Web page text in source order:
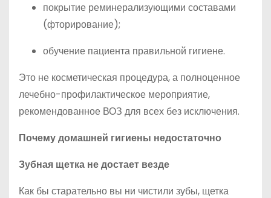
покрытие реминерализующими составами
(фторирование);
обучение пациента правильной гигиене.
Это не косметическая процедура, а полноценное
лечебно-профилактическое мероприятие,
рекомендованное ВОЗ для всех без исключения.
Почему домашней гигиены недостаточно
Зубная щетка не достает везде
Как бы старательно вы ни чистили зубы, щетка